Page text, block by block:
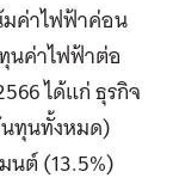
ค่าไฟฟ้าค่อน
นค่าไฟฟ้าต่อ
ได้แก่ ธุรกิจ
นทุนทั้งหมด)
นต์ (13.5%)